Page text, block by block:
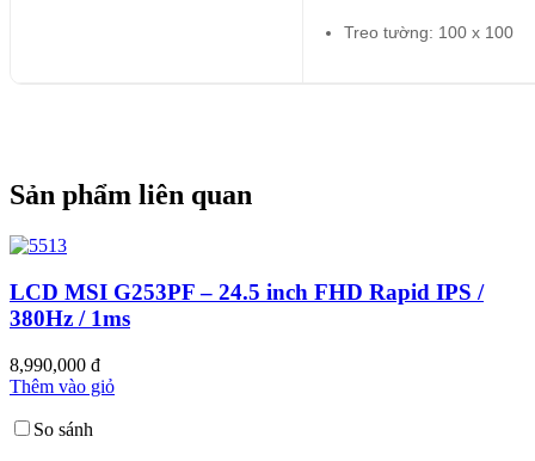
Treo tường: 100 x 100
Sản phẩm liên quan
LCD MSI G253PF – 24.5 inch FHD Rapid IPS /
380Hz / 1ms
8,990,000 đ
Thêm vào giỏ
So sánh